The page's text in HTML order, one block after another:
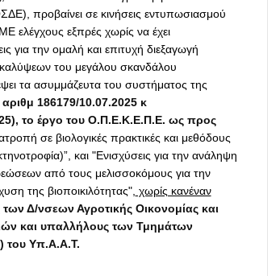
προβαίνει σε κινήσεις εντυπωσιασμού
ελέγχους εξπρές χωρίς να έχει
για την ομαλή και επιτυχή διεξαγωγή
του μεγάλου σκανδάλου
τα ασυμμάζευτα του συστήματος της
αριθμ 186179/10.07.2025 κ
το έργο του Ο.Π.Ε.Κ.Ε.Π.Ε. ως προς
σε βιολογικές πρακτικές και μεθόδους
και "Ενισχύσεις για την ανάληψη
από τους μελισσοκόμους για την
της βιοποικιλότητας", χωρίς κανέναν
Δ/νσεων Αγροτικής Οικονομίας και
και υπαλλήλους των Τμημάτων
του Υπ.Α.Α.Τ.